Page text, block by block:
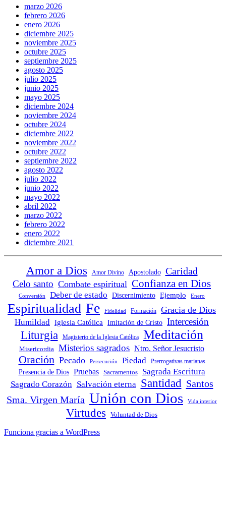
marzo 2026
febrero 2026
enero 2026
diciembre 2025
noviembre 2025
octubre 2025
septiembre 2025
agosto 2025
julio 2025
junio 2025
mayo 2025
diciembre 2024
noviembre 2024
octubre 2024
diciembre 2022
noviembre 2022
octubre 2022
septiembre 2022
agosto 2022
julio 2022
junio 2022
mayo 2022
abril 2022
marzo 2022
febrero 2022
enero 2022
diciembre 2021
Amor a Dios Amor Divino Apostolado Caridad
Celo santo Combate espiritual Confianza en Dios
Conversión Deber de estado Discernimiento Ejemplo Enero
Espiritualidad Fe Fidelidad Formación
Gracia de Dios
Humildad
Iglesia Católica Imitación de Cristo Intercesión
Liturgia Magisterio de la Iglesia Católica Meditación
Misericordia Misterios sagrados Ntro. Señor Jesucristo
Oración Pecado Persecución Piedad Prerrogativas marianas
Presencia de Dios Pruebas Sacramentos Sagrada Escritura
Sagrado Corazón Salvación eterna Santidad Santos
Sma. Virgen María Unión con Dios Vida interior
Virtudes Voluntad de Dios
Funciona gracias a WordPress